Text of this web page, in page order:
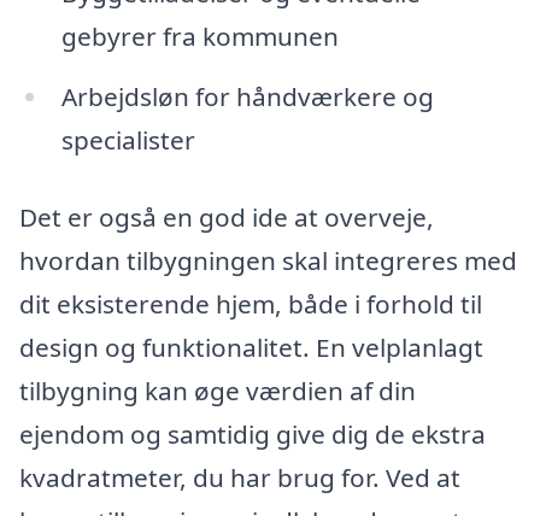
gebyrer fra kommunen
Arbejdsløn for håndværkere og
specialister
Det er også en god ide at overveje,
hvordan tilbygningen skal integreres med
dit eksisterende hjem, både i forhold til
design og funktionalitet. En velplanlagt
tilbygning kan øge værdien af din
ejendom og samtidig give dig de ekstra
kvadratmeter, du har brug for. Ved at